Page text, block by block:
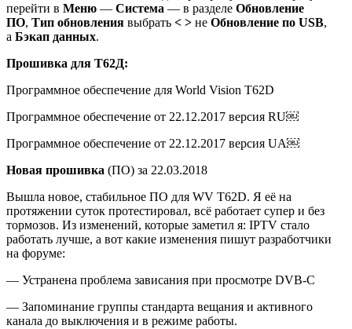
перейти в Меню — Система — в разделе Обновление
ПО, Тип обновления выбрать < > не Обновление по USB,
а Бэкап данных.
Прошивка для Т62Д:
Программное обеспечение для World Vision T62D
Программное обеспечение от 22.12.2017 версия RU￼
Программное обеспечение от 22.12.2017 версия UA￼
Новая прошивка (ПО) за 22.03.2018
Вышла новое, стабильное ПО для WV T62D. Я её на
протяжении суток протестировал, всё работает супер и без
тормозов. Из изменений, которые заметил я: IPTV стало
работать лучше, а вот какие изменения пишут разработчики
на форуме:
— Устранена проблема зависания при просмотре DVB-C
— Запоминание группы стандарта вещания и активного
канала до выключения и в режиме работы.